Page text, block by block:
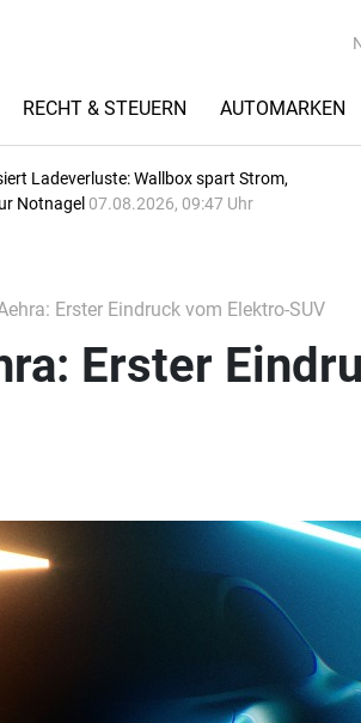
RECHT & STEUERN AUTOMARKEN
Ladeverluste: Wallbox spart Strom,
Notnagel 07.08.2026, 09:47 Uhr
Erster Eindruck vom Elektro-SUV
Erster